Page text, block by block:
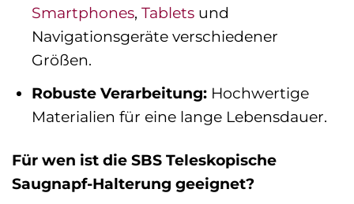
Smartphones,Tablets und
Navigationsgeräte verschiedener
Größen.
Robuste Verarbeitung: Hochwertige
Materialien für eine lange Lebensdauer.
Für wen ist die SBS Teleskopische
Saugnapf-Halterung geeignet?